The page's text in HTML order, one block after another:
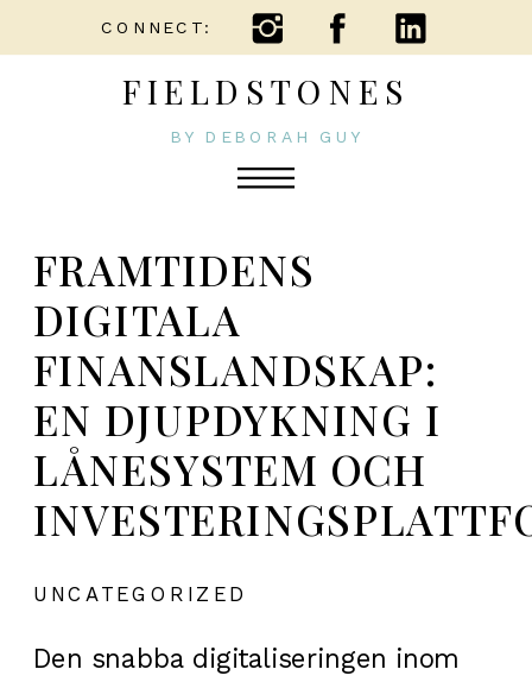
FIELDSTONES
BY DEBORAH GUY
CONNECT:
FRAMTIDENS
DIGITALA
FINANSLANDSKAP:
EN DJUPDYKNING I
LÅNESYSTEM OCH
UNCATEGORIZED
Den snabba digitaliseringen inom